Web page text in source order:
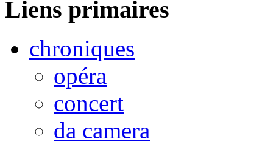
Liens primaires
chroniques
opéra
concert
da camera